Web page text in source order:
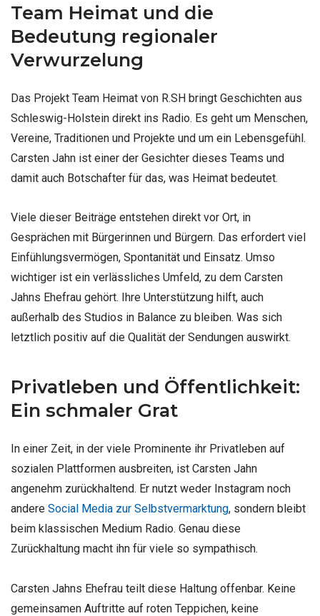
Team Heimat und die
Bedeutung regionaler
Verwurzelung
Das Projekt Team Heimat von R.SH bringt Geschichten aus
Schleswig-Holstein direkt ins Radio. Es geht um Menschen,
Vereine, Traditionen und Projekte und um ein Lebensgefühl.
Carsten Jahn ist einer der Gesichter dieses Teams und
damit auch Botschafter für das, was Heimat bedeutet.
Viele dieser Beiträge entstehen direkt vor Ort, in
Gesprächen mit Bürgerinnen und Bürgern. Das erfordert viel
Einfühlungsvermögen, Spontanität und Einsatz. Umso
wichtiger ist ein verlässliches Umfeld, zu dem Carsten
Jahns Ehefrau gehört. Ihre Unterstützung hilft, auch
außerhalb des Studios in Balance zu bleiben. Was sich
letztlich positiv auf die Qualität der Sendungen auswirkt.
Privatleben und Öffentlichkeit:
Ein schmaler Grat
In einer Zeit, in der viele Prominente ihr Privatleben auf
sozialen Plattformen ausbreiten, ist Carsten Jahn
angenehm zurückhaltend. Er nutzt weder Instagram noch
andere Social Media zur Selbstvermarktung, sondern bleibt
beim klassischen Medium Radio. Genau diese
Zurückhaltung macht ihn für viele so sympathisch.
Carsten Jahns Ehefrau teilt diese Haltung offenbar. Keine
gemeinsamen Auftritte auf roten Teppichen, keine